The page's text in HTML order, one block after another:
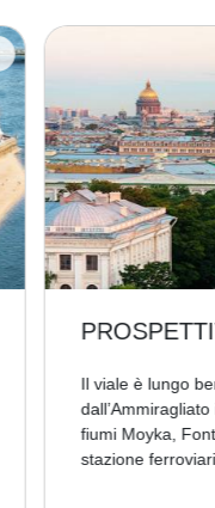
Il viale è lungo
fiumi Moyka,
stazione